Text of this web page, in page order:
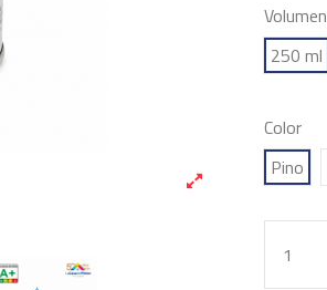
Volumen
250 ml
Color
Pino